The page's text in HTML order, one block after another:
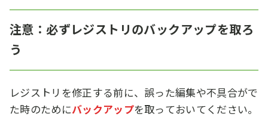
注意：必ずレジストリのバックアップを取ろ
う
レジストリを修正する前に、誤った編集や不具合がで
た時のためにバックアップを取っておいてください。